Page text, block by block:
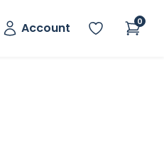
Account 0